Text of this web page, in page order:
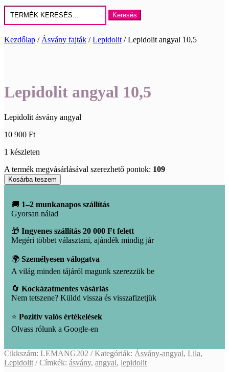
Keresés
erre:
Kezdőlap / Ásvány fajták /Lepidolit / Lepidolit angyal 10,5
Lepidolit angyal 10,5
Lepidolit ásvány angyal
10 900 Ft
1 készleten
A termék megvásárlásával szerezhető pontok: 109
Lepidolit
angyal
mennyiség
Kosárba teszem
🚚 1–2 munkanapos szállítás
Gyorsan nálad
🎁 Ingyenes szállítás 20 000 Ft felett
Megéri többet választani, ajándék mindig jár
🌍 Személyesen válogatva
A világ minden tájáról magunk szerezzük be
🔄 Kockázatmentes vásárlás
Nem tetszene? Küldd vissza és visszafizetjük
⭐ Pozitív valós értékelések
Olvass rólunk a Google-en
Cikkszám: LEMANG202 Kategóriák: Ásvány-angyal, Lila,
Lepidolit
Címkék: ásvány, angyal, lepidolit